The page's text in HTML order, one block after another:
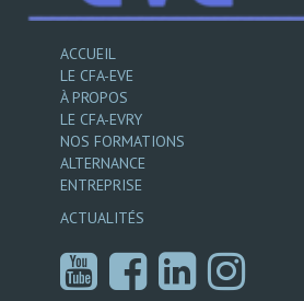
ACCUEIL
LE CFA-EVE
À PROPOS
LE CFA-EVRY
NOS FORMATIONS
ALTERNANCE
ENTREPRISE
ACTUALITÉS